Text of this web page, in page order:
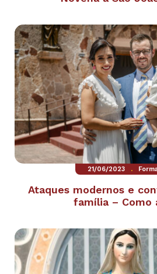
21/06/2023 .
Ataques modernos e
família – Como